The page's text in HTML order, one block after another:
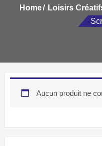
Home Loisirs
Aucun produit ne